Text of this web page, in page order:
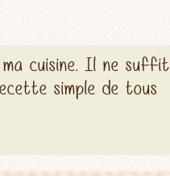
ma cuisine. Il ne suffit
simple de tous